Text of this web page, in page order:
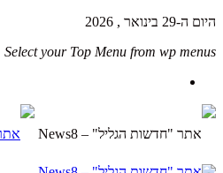
היום ה-29 בינואר , 2026
Select your Top Menu from wp menus